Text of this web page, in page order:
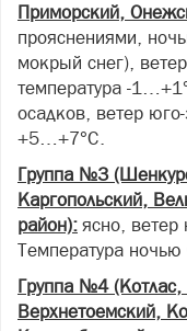
Приморский,
прояснениями,
мокрый снег),
температура -
осадков, ветер
+5…+7°С.
Группа №3
Каргопольский,
район): ясно,
Температура
Группа №4
Верхнетоемский,